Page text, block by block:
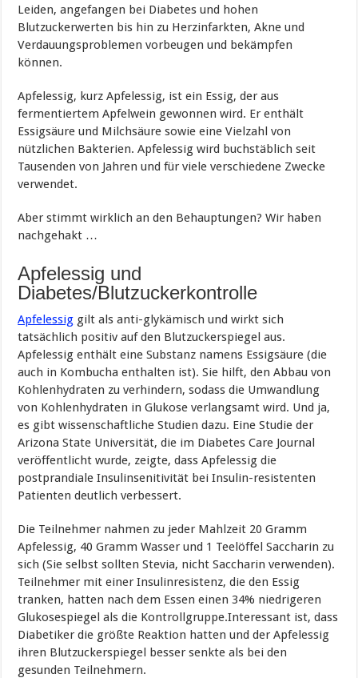
Leiden, angefangen bei Diabetes und hohen
Blutzuckerwerten bis hin zu Herzinfarkten, Akne und
Verdauungsproblemen vorbeugen und bekämpfen
können.
Apfelessig, kurz Apfelessig, ist ein Essig, der aus
fermentiertem Apfelwein gewonnen wird. Er enthält
Essigsäure und Milchsäure sowie eine Vielzahl von
nützlichen Bakterien. Apfelessig wird buchstäblich seit
Tausenden von Jahren und für viele verschiedene Zwecke
verwendet.
Aber stimmt wirklich an den Behauptungen? Wir haben
nachgehakt …
Apfelessig und
Diabetes/Blutzuckerkontrolle
Apfelessig gilt als anti-glykämisch und wirkt sich
tatsächlich positiv auf den Blutzuckerspiegel aus.
Apfelessig enthält eine Substanz namens Essigsäure (die
auch in Kombucha enthalten ist). Sie hilft, den Abbau von
Kohlenhydraten zu verhindern, sodass die Umwandlung
von Kohlenhydraten in Glukose verlangsamt wird. Und ja,
es gibt wissenschaftliche Studien dazu. Eine Studie der
Arizona State Universität, die im Diabetes Care Journal
veröffentlicht wurde, zeigte, dass Apfelessig die
postprandiale Insulinsenitivität bei Insulin-resistenten
Patienten deutlich verbessert.
Die Teilnehmer nahmen zu jeder Mahlzeit 20 Gramm
Apfelessig, 40 Gramm Wasser und 1 Teelöffel Saccharin zu
sich (Sie selbst sollten Stevia, nicht Saccharin verwenden).
Teilnehmer mit einer Insulinresistenz, die den Essig
tranken, hatten nach dem Essen einen 34% niedrigeren
Glukosespiegel als die Kontrollgruppe.Interessant ist, dass
Diabetiker die größte Reaktion hatten und der Apfelessig
ihren Blutzuckerspiegel besser senkte als bei den
gesunden Teilnehmern.